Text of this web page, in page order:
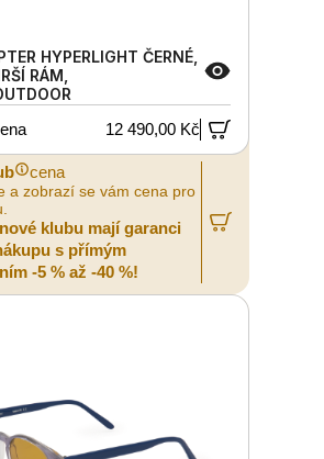
HYPERLIGHT ČERNÉ,
RÁM,
12 490,00 Kč
cena
a zobrazí se vám cena pro
klubu mají garanci
s přímým
-5 % až -40 %!